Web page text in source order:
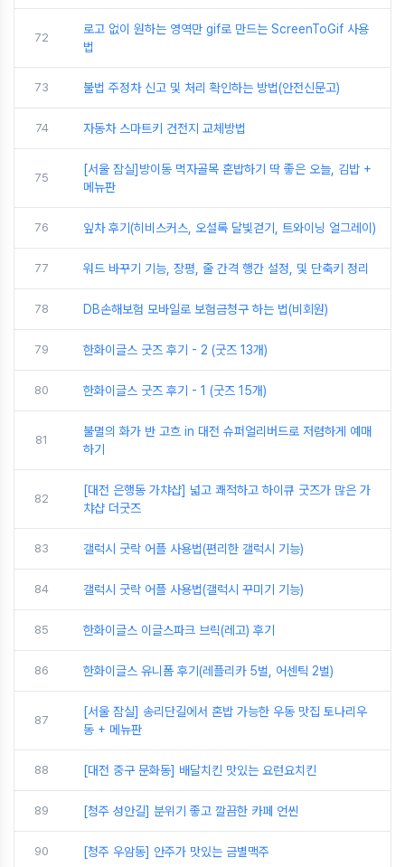
72
로고 없이 원하는 영역만 gif로 만드는 ScreenToGif 사용
법
73 불법 주정차 신고 및 처리 확인하는 방법(안전신문고)
74 자동차 스마트키 건전지 교체방법
75
[서울 잠실]방이동 먹자골목 혼밥하기 딱 좋은 오늘, 김밥 +
메뉴판
76 잎차 후기(히비스커스, 오설록 달빛걷기, 트와이닝 얼그레이)
77 워드 바꾸기 기능, 장평, 줄 간격 행간 설정, 및 단축키 정리
78 DB손해보험 모바일로 보험금청구 하는 법(비회원)
79 한화이글스 굿즈 후기 - 2 (굿즈 13개)
80 한화이글스 굿즈 후기 - 1 (굿즈 15개)
81
불멸의 화가 반 고흐 in 대전 슈퍼얼리버드로 저렴하게 예매
하기
82
[대전 은행동 가챠샵] 넓고 쾌적하고 하이큐 굿즈가 많은 가
챠샵 더굿즈
83 갤럭시 굿락 어플 사용법(편리한 갤럭시 기능)
84 갤럭시 굿락 어플 사용법(갤럭시 꾸미기 기능)
85 한화이글스 이글스파크 브릭(레고) 후기
86 한화이글스 유니폼 후기(레플리카 5벌, 어센틱 2벌)
87
[서울 잠실] 송리단길에서 혼밥 가능한 우동 맛집 토나리우
동 + 메뉴판
88 [대전 중구 문화동] 배달치킨 맛있는 요런요치킨
89 [청주 성안길] 분위기 좋고 깔끔한 카페 언씬
90 [청주 우암동] 안주가 맛있는 금별맥주